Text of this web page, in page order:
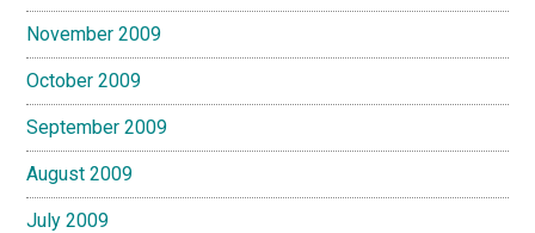
November 2009
October 2009
September 2009
August 2009
July 2009